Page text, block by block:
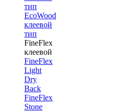
тип
EcoWood
клеевой
тип
FineFlex
клеевой
FineFlex
Light
Dry
Back
FineFlex
Stone